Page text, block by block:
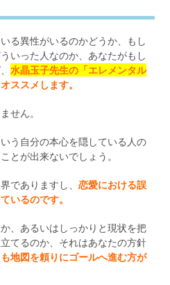
る異性がいるのかどうか、もし
いった人なのか、あなたがもし
水晶玉子先生の「エレメンタル
ススメします。
せん。
う自分の本心を隠している人の
とが出来ないでしょう。
でありますし、恋愛における誤
いるのです。
、あるいはしっかりと現状を把
てるのか、それはあなたの方針
地図を頼りにゴールへ進む方が